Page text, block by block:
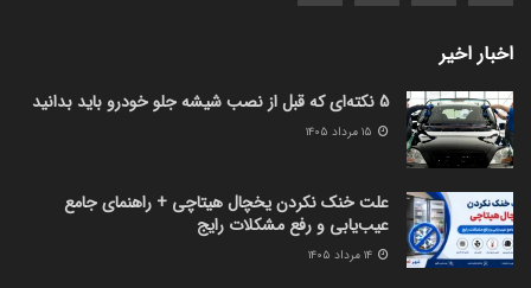
اخبار اخیر
5 نکته‌ای که قبل از نصب شیشه جلو خودرو باید بدانید
علت خنک نکردن یخچال هیتاچی + راهنمای جامع
عیب‌یابی و رفع مشکلات رایج